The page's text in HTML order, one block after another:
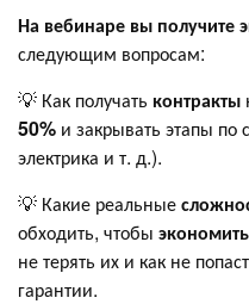
На вебинаре вы получите
следующим вопросам:
💡 Как получать контракты
50% и закрывать этапы по
электрика и т. д.).
💡 Какие реальные
обходить, чтобы
не терять их и как не
гарантии.